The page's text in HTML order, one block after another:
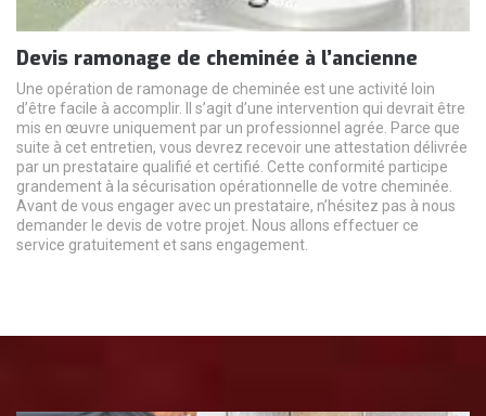
Devis ramonage de cheminée à l’ancienne
Une opération de ramonage de cheminée est une activité loin
d’être facile à accomplir. Il s’agit d’une intervention qui devrait être
mis en œuvre uniquement par un professionnel agrée. Parce que
suite à cet entretien, vous devrez recevoir une attestation délivrée
par un prestataire qualifié et certifié. Cette conformité participe
grandement à la sécurisation opérationnelle de votre cheminée.
Avant de vous engager avec un prestataire, n’hésitez pas à nous
demander le devis de votre projet. Nous allons effectuer ce
service gratuitement et sans engagement.